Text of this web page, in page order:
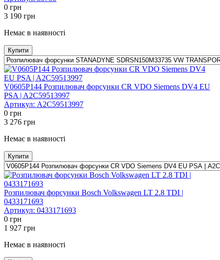
0 грн
3 190 грн
Немає в наявності
Купити
V0605P144 Розпилювач форсунки CR VDO Siemens DV4 EU
PSA | A2C59513997
Артикул: A2C59513997
0 грн
3 276 грн
Немає в наявності
Купити
Розпилювач форсунки Bosсh Volkswagen LT 2.8 TDI |
0433171693
Артикул: 0433171693
0 грн
1 927 грн
Немає в наявності